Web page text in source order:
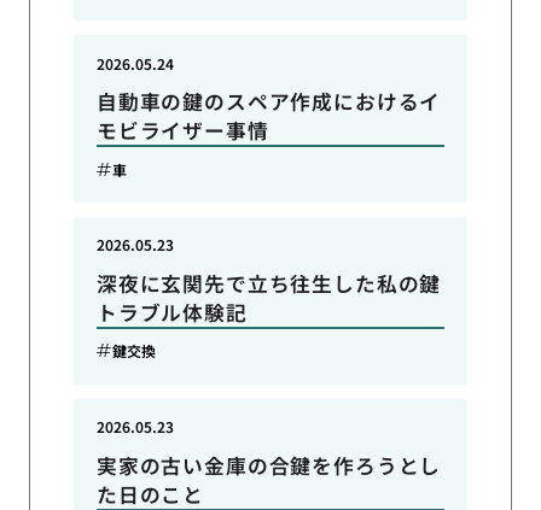
自動車の鍵のスペア作成におけるイ
モビライザー事情
2026.05.24
車
深夜に玄関先で立ち往生した私の鍵
トラブル体験記
2026.05.23
鍵交換
実家の古い金庫の合鍵を作ろうとし
た日のこと
2026.05.23